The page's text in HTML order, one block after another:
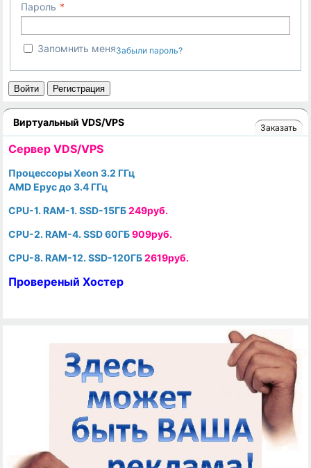
Пароль
Запомнить меняЗабыли пароль?
Войти Регистрация
Виртуальный VDS/VPS Заказать
Cервер VDS/VPS
Процессоры Xeon 3.2 ГГц
AMD Epyc до 3.4 ГГц
CPU-1. RAM-1. SSD-15ГБ249руб.
CPU-2. RAM-4. SSD 60ГБ909руб.
CPU-8. RAM-12. SSD-120ГБ2619руб.
Провереный Хостер